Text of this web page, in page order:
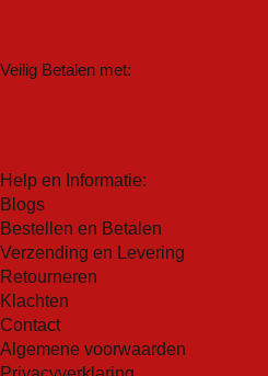
Help en Informatie:
Blogs
Bestellen en Betalen
Verzending en Levering
Retourneren
Klachten
Contact
Algemene voorwaarden
Veilig Betalen met: